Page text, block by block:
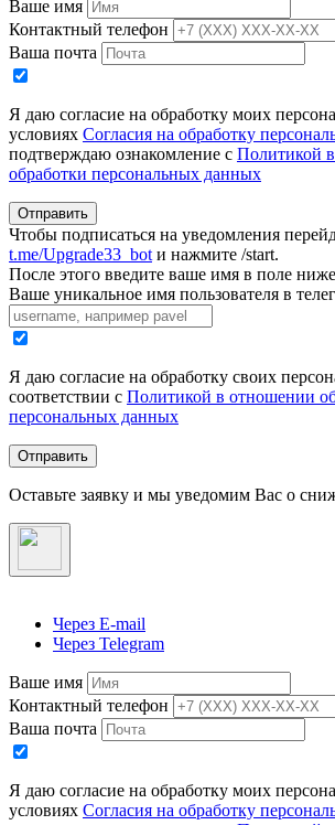
Ваше имя
Контактный телефон
Ваша почта
Я даю согласие на обработку моих
условиях Согласия на обработку
подтверждаю ознакомление с Политикой
обработки персональных данных
Отправить
Чтобы подписаться на уведомления
t.me/Upgrade33_bot и нажмите /start.
После этого введите ваше имя в поле ниже
Ваше уникальное имя пользователя в
Я даю согласие на обработку своих
соответствии с Политикой в отношении
персональных данных
Отправить
Оставьте заявку и мы уведомим Вас о
Через E-mail
Через Telegram
Ваше имя
Контактный телефон
Ваша почта
Я даю согласие на обработку моих
условиях Согласия на обработку